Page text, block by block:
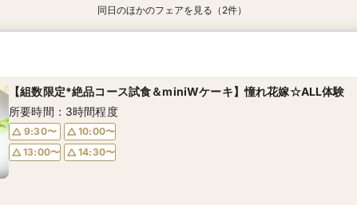
9:30〜
10:00〜
13:00〜
14:30〜
9:30〜
10:00〜
13:00〜
14:30〜
同日のほかのフェアを見る（2件）
【組数限定*絶品コース試食＆miniWケーキ】憧れ花嫁☆ALL体験
所要時間：3時間程度
9:30〜
10:00〜
13:00〜
14:30〜